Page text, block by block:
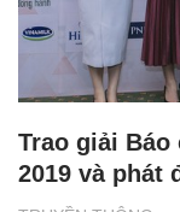
Trao giải
2019 và phát